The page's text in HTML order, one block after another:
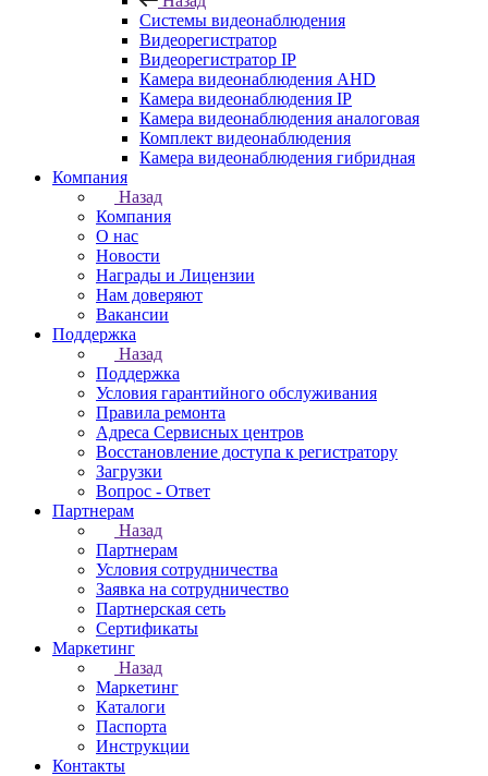
Системы видеонаблюдения
Видеорегистратор
Видеорегистратор IP
Камера видеонаблюдения AHD
Камера видеонаблюдения IP
Камера видеонаблюдения аналоговая
Комплект видеонаблюдения
Камера видеонаблюдения гибридная
Компания
Назад
Компания
О нас
Новости
Награды и Лицензии
Нам доверяют
Вакансии
Поддержка
Назад
Поддержка
Условия гарантийного обслуживания
Правила ремонта
Адреса Сервисных центров
Восстановление доступа к регистратору
Загрузки
Вопрос - Ответ
Партнерам
Назад
Партнерам
Условия сотрудничества
Заявка на сотрудничество
Партнерская сеть
Сертификаты
Маркетинг
Назад
Маркетинг
Каталоги
Паспорта
Инструкции
Контакты